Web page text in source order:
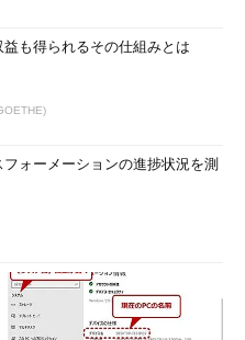
も得られるその仕組みとは
ォーメーションの進捗状況を測